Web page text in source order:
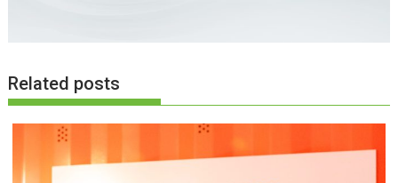
Related posts